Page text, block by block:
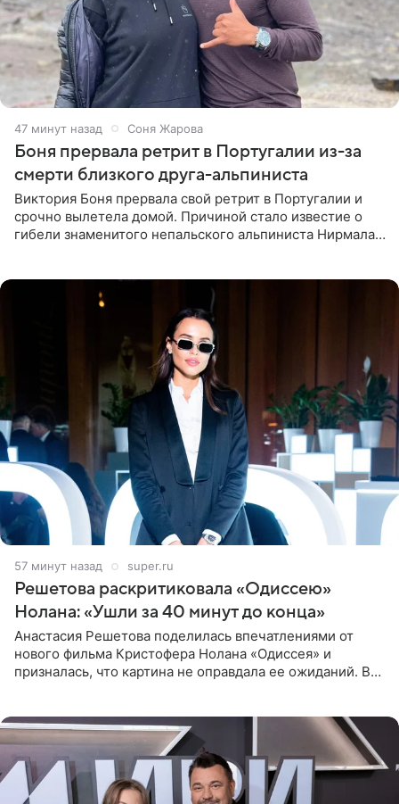
47 минут назад Соня Жарова
Боня прервала ретрит в Португалии из-за
смерти близкого друга-альпиниста
Виктория Боня прервала свой ретрит в Португалии и
срочно вылетела домой. Причиной стало известие о
гибели знаменитого непальского альпиниста Нирмала
57 минут назад super.ru
Решетова раскритиковала «Одиссею»
Нолана: «Ушли за 40 минут до конца»
Анастасия Решетова поделилась впечатлениями от
нового фильма Кристофера Нолана «Одиссея» и
призналась, что картина не оправдала ее ожиданий. В